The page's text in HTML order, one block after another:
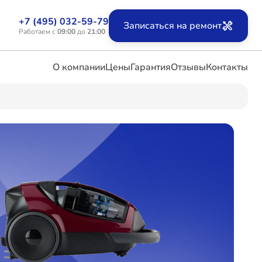
+7 (495) 032-59-79
Работаем с 09:00до 21:00 Записаться на ремонт
О компанииЦеныГарантияОтзывыКонтакты